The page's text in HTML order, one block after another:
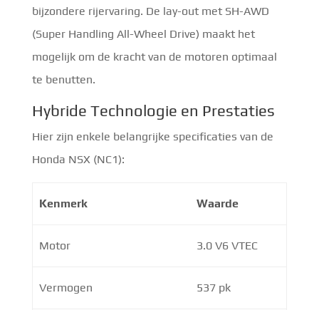
bijzondere rijervaring. De lay-out met SH-AWD
(Super Handling All-Wheel Drive) maakt het
mogelijk om de kracht van de motoren optimaal
te benutten.
Hybride Technologie en Prestaties
Hier zijn enkele belangrijke specificaties van de
Honda NSX (NC1):
Kenmerk Waarde
Motor 3.0 V6 VTEC
Vermogen 537 pk